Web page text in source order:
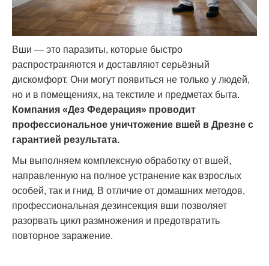
Вши — это паразиты, которые быстро
распространяются и доставляют серьёзный
дискомфорт. Они могут появиться не только у людей,
но и в помещениях, на текстиле и предметах быта.
Компания «Дез Федерация» проводит
профессиональное уничтожение вшей в Дрезне с
гарантией результата.
Мы выполняем комплексную обработку от вшей,
направленную на полное устранение как взрослых
особей, так и гнид. В отличие от домашних методов,
профессиональная дезинсекция вши позволяет
разорвать цикл размножения и предотвратить
повторное заражение.